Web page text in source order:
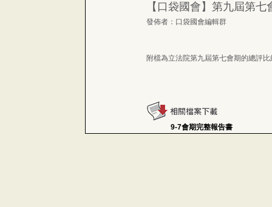
【口袋國會】第九屆第
發佈者：口袋國會編輯群
附檔為立法院第九屆第七會期的總評
9-7會期完整報告書